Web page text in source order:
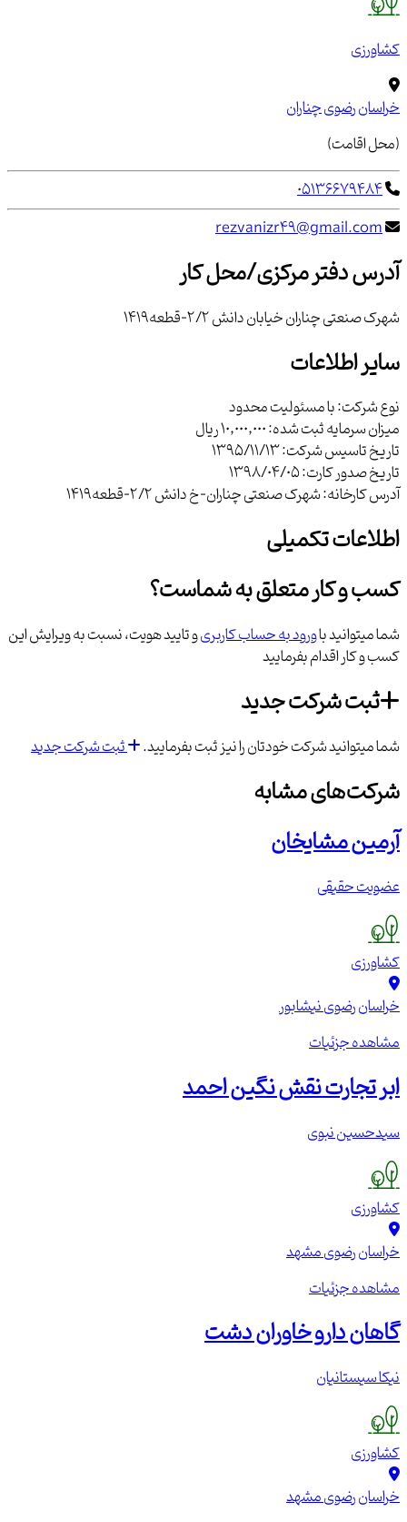
کشاورزی
خراسان رضویچناران
(محل اقامت)
05136679484
rezvanizr49@gmail.com
آدرس دفتر مرکزی/محل کار
شهرک صنعتی چناران خیابان دانش 2/2-قطعه1419
سایر اطلاعات
نوع شرکت:با مسئوليت محدود
میزان سرمایه ثبت شده:10,000,000 ریال
تاریخ تاسیس شرکت:1395/11/13
تاریخ صدور کارت:1398/04/05
آدرس کارخانه:شهرک صنعتی چناران-خ دانش 2/2-قطعه1419
اطلاعات تکمیلی
کسب و کار متعلق به شماست؟
شما میتوانید باورود به حساب کاربریو تایید هویت، نسبت به ویرایش این
کسب و کار اقدام بفرمایید
ثبت شرکت جدید
شما میتوانید شرکت خودتان را نیز ثبت بفرمایید. ثبت شرکت جدید
شرکت‌های مشابه
آرمین مشایخان
عضویت حقیقی
کشاورزی
خراسان رضوینیشابور
مشاهده جزئیات
ابر تجارت نقش نگین احمد
سیدحسین نبوی
کشاورزی
خراسان رضویمشهد
مشاهده جزئیات
گاهان دارو خاوران دشت
نیکا سیستانیان
کشاورزی
خراسان رضویمشهد